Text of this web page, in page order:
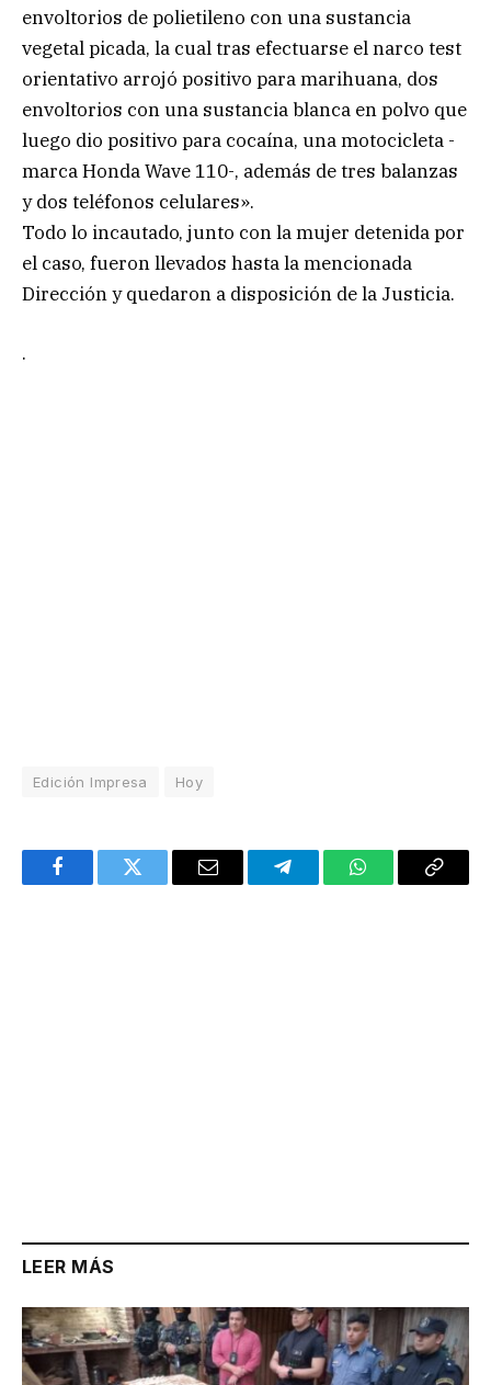
envoltorios de polietileno con una sustancia
vegetal picada, la cual tras efectuarse el narco test
orientativo arrojó positivo para marihuana, dos
envoltorios con una sustancia blanca en polvo que
luego dio positivo para cocaína, una motocicleta -
marca Honda Wave 110-, además de tres balanzas
y dos teléfonos celulares».
Todo lo incautado, junto con la mujer detenida por
el caso, fueron llevados hasta la mencionada
Dirección y quedaron a disposición de la Justicia.
.
Edición Impresa Hoy
FacebookTwitter Email TelegramWhatsAppCopy
LEER MÁS